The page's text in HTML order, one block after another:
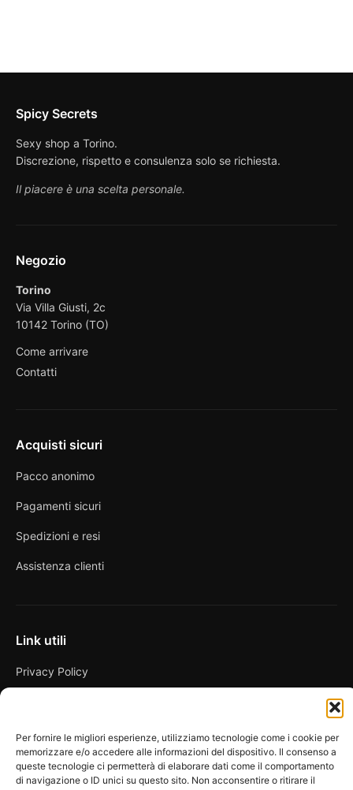
Per fornire le migliori esperienze, utilizziamo tecnologie come i cookie per
memorizzare e/o accedere alle informazioni del dispositivo. Il consenso a
queste tecnologie ci permetterà di elaborare dati come il comportamento
di navigazione o ID unici su questo sito. Non acconsentire o ritirare il
Spicy Secrets
Sexy shop a Torino.
Discrezione, rispetto e consulenza solo se richiesta.
Il piacere è una scelta personale.
Negozio
Torino
Via Villa Giusti, 2c
10142 Torino (TO)
Come arrivare
Contatti
Acquisti sicuri
Pacco anonimo
Pagamenti sicuri
Spedizioni e resi
Assistenza clienti
Link utili
Privacy Policy
Cookie Policy
FAQ